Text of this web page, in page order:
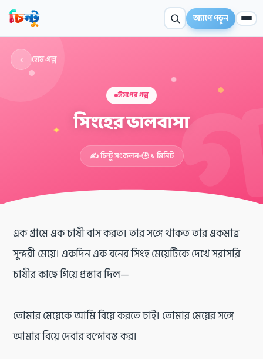
অ্যাপে পড়ুন
✦
‹ হোম›গল্প
ঈসপের গল্প
সিংহের ভালবাসা
✍️ চিন্টু সংকলন 🕒 ১ মিনিট
এক গ্রামে এক চাষী বাস করত। তার সঙ্গে থাকত তার একমাত্র
সুন্দরী মেয়ে। একদিন এক বনের সিংহ মেয়েটিকে দেখে সরাসরি
চাষীর কাছে গিয়ে প্রস্তাব দিল—
তোমার মেয়েকে আমি বিয়ে করতে চাই। তোমার মেয়ের সঙ্গে
আমার বিয়ে দেবার বন্দোবস্ত কর।